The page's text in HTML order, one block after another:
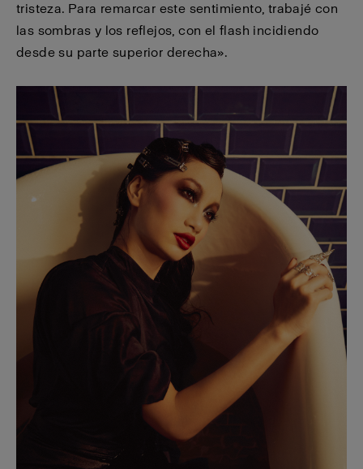
tristeza. Para remarcar este sentimiento, trabajé con
las sombras y los reflejos, con el flash incidiendo
desde su parte superior derecha».